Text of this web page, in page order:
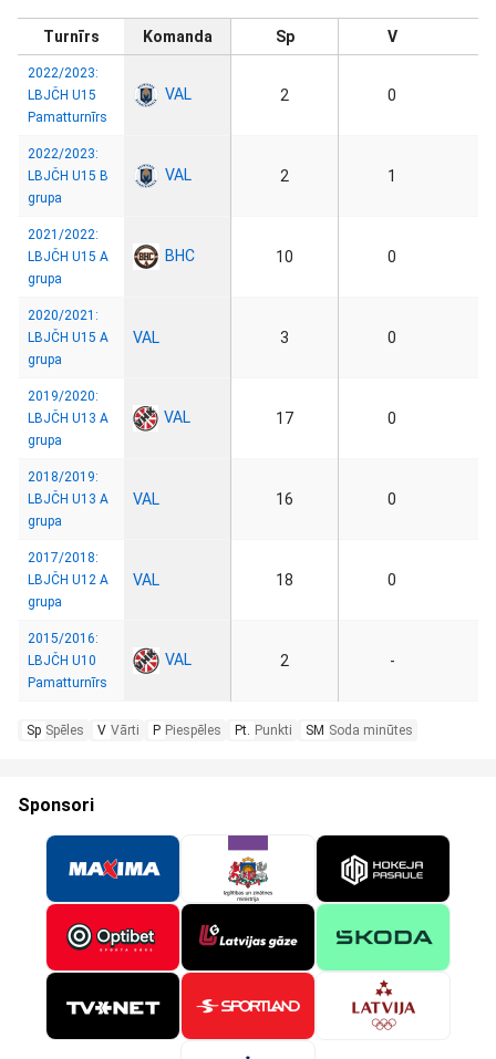
Turnīrs Komanda Sp V
2022/2023:
LBJČH U15
Pamatturnīrs
VAL 2 0
2022/2023:
LBJČH U15 B
grupa
VAL 2 1
2021/2022:
LBJČH U15 A
grupa
BHC 10 0
2020/2021:
LBJČH U15 A
grupa
VAL 3 0
2019/2020:
LBJČH U13 A
grupa
VAL 17 0
2018/2019:
LBJČH U13 A
grupa
VAL 16 0
2017/2018:
LBJČH U12 A
grupa
VAL 18 0
2015/2016:
LBJČH U10
Pamatturnīrs
VAL 2 -
Sp Spēles V Vārti P Piespēles Pt. Punkti SM Soda minūtes
Sponsori